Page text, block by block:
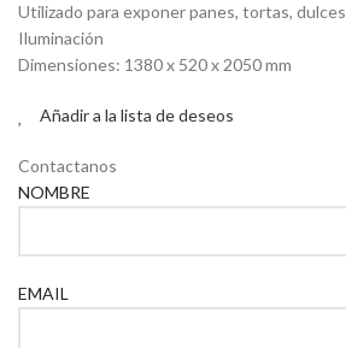
Utilizado para exponer panes, tortas, dulces
Iluminación
Dimensiones: 1380 x 520 x 2050 mm
Añadir a la lista de deseos
Contactanos
NOMBRE
EMAIL